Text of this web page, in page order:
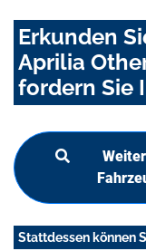
Erkunden
Aprilia
fordern Sie
Stattdessen können